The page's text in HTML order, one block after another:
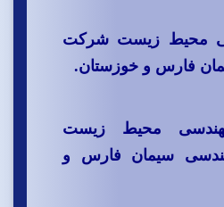
محیط زیست شرکت
فارس و خوزستان.
محیط زیست
سیمان فارس و